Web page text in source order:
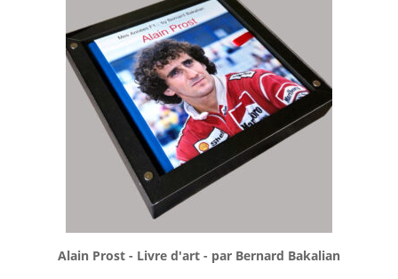
Alain Prost - Livre d'art - par Bernard Bakalian